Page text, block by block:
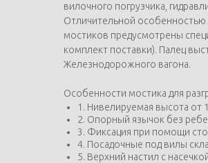
вилочного погрузчика,
Отличительной
мостиков предусмотрены
комплект поставки). Палец
Железнодорожного вагона.
Особенности мостика для
1. Нивелируемая высота от
2. Опорный язычок без
3. Фиксация при помощи
4. Посадочные под вилы
5. Верхний настил с